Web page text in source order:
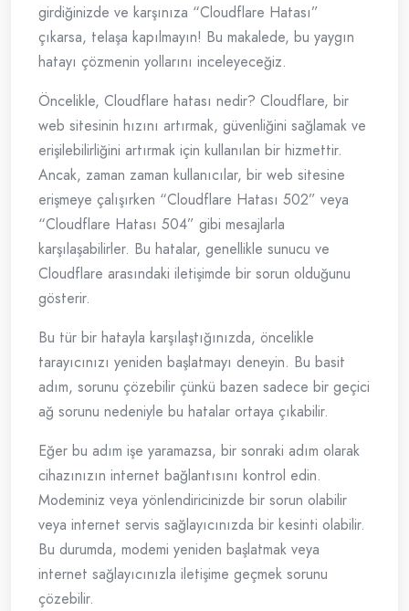
girdiğinizde ve karşınıza “Cloudflare Hatası”
çıkarsa, telaşa kapılmayın! Bu makalede, bu yaygın
hatayı çözmenin yollarını inceleyeceğiz.
Öncelikle, Cloudflare hatası nedir? Cloudflare, bir
web sitesinin hızını artırmak, güvenliğini sağlamak ve
erişilebilirliğini artırmak için kullanılan bir hizmettir.
Ancak, zaman zaman kullanıcılar, bir web sitesine
erişmeye çalışırken “Cloudflare Hatası 502” veya
“Cloudflare Hatası 504” gibi mesajlarla
karşılaşabilirler. Bu hatalar, genellikle sunucu ve
Cloudflare arasındaki iletişimde bir sorun olduğunu
gösterir.
Bu tür bir hatayla karşılaştığınızda, öncelikle
tarayıcınızı yeniden başlatmayı deneyin. Bu basit
adım, sorunu çözebilir çünkü bazen sadece bir geçici
ağ sorunu nedeniyle bu hatalar ortaya çıkabilir.
Eğer bu adım işe yaramazsa, bir sonraki adım olarak
cihazınızın internet bağlantısını kontrol edin.
Modeminiz veya yönlendiricinizde bir sorun olabilir
veya internet servis sağlayıcınızda bir kesinti olabilir.
Bu durumda, modemi yeniden başlatmak veya
internet sağlayıcınızla iletişime geçmek sorunu
çözebilir.